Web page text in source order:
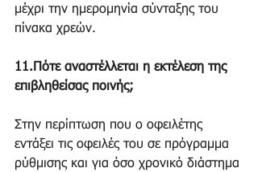
μέχρι την ημερομηνία σύνταξης του
πίνακα χρεών.
11.Πότε αναστέλλεται η εκτέλεση της
επιβληθείσας ποινής;
Στην περίπτωση που ο οφειλέτης
εντάξει τις οφειλές του σε πρόγραμμα
ρύθμισης και για όσο χρονικό διάστημα